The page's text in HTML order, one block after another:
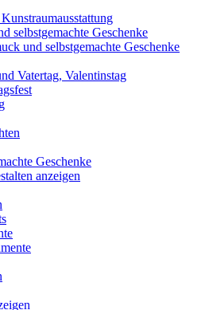
selbstgemachte Geschenke
und selbstgemachte Geschenke
Vatertag, Valentinstag
Geschenke
anzeigen